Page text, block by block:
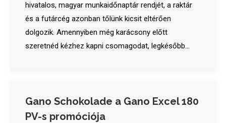
hivatalos, magyar munkaidőnaptár rendjét, a raktár
és a futárcég azonban tőlünk kicsit eltérően
dolgozik. Amennyiben még karácsony előtt
szeretnéd kézhez kapni csomagodat, legkésőbb…
Gano Schokolade a Gano Excel 180
PV-s promóciója